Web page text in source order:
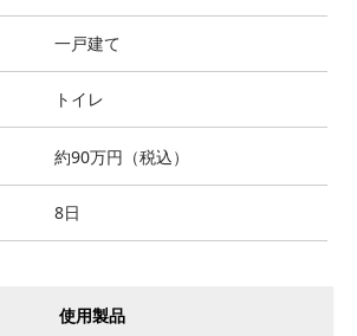
一戸建て
トイレ
約90万円（税込）
8日
使用製品